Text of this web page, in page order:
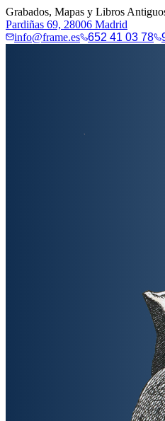
Grabados, Mapas y Libros
Pardiñas 69, 28006 Madrid
info@frame.es
652 41 03 78